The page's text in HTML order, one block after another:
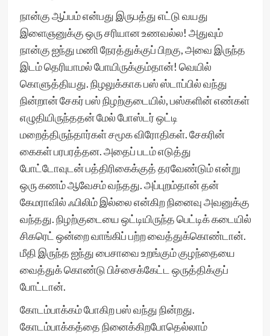
நான்கு ஆப்பம் என்பது இருபத்து எட்டு வயது
இளைஞனுக்கு ஒரு சரியான உணவல்ல! அதுவும்
நான்கு ஐந்து மணி நேரத்துக்குப் பிறகு, அவை இருந்த
இடம் தெரியாமல் போயிருக்கும்தான்! வெயில்
கொளுத்தியது. நிழலுக்காக பஸ் ஸ்டாப்பில் வந்து
நின்றான் சேகர் பஸ் நிழற்குடையில், பஸ்களின் எண்கள்
எழுதியிருந்ததன் மேல் போஸ்டர் ஒட்டி
மறைத்திருந்தார்கள் சமூக விரோதிகள். சேகரின்
கைகள் பரபரத்தன. அதைப் படம் எடுத்து
போட்டோவுடன் பத்திரிகைக்குத் தரவேண்டும் என்று
ஒரு கணம் ஆவேசம் வந்தது. அப்புறம்தான் தன்
கேமராவில் ஃபிலிம் இல்லை என்கிற நினைவு அவனுக்கு
வந்தது. நிழற்குடையை ஒட்டியிருந்த பெட்டிக் கடையில்
சிகரெட் ஒன்றை வாங்கிப் பற்ற வைத்துக்கொண்டான்.
மீதி இருந்த ஐந்து பைசாவை உறங்கும் குழந்தையை
வைத்துக் கொண்டு பிச்சைக்கேட்ட ஒருத்திக்குப்
போட்டான்.
கோடம்பாக்கம் போகிற பஸ் வந்து நின்றது.
கோடம்பாக்கத்தை நினைக்கிறபோதெல்லாம்